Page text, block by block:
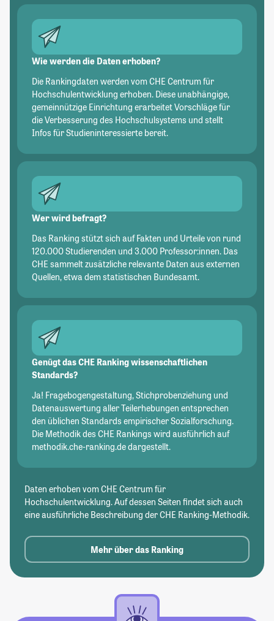
Wie werden die Daten erhoben?
Die Rankingdaten werden vom CHE Centrum für
Hochschulentwicklung erhoben. Diese unabhängige,
gemeinnützige Einrichtung erarbeitet Vorschläge für
die Verbesserung des Hochschulsystems und stellt
Infos für Studieninteressierte bereit.
Wer wird befragt?
Das Ranking stützt sich auf Fakten und Urteile von rund
120.000 Studierenden und 3.000 Professor:innen. Das
CHE sammelt zusätzliche relevante Daten aus externen
Quellen, etwa dem statistischen Bundesamt.
Genügt das CHE Ranking wissenschaftlichen
Standards?
Ja! Fragebogengestaltung, Stichprobenziehung und
Datenauswertung aller Teilerhebungen entsprechen
den üblichen Standards empirischer Sozialforschung.
Die Methodik des CHE Rankings wird ausführlich auf
methodik.che-ranking.de dargestellt.
Daten erhoben vom CHE Centrum für
Hochschulentwicklung. Auf dessen Seiten findet sich auch
eine ausführliche Beschreibung der CHE Ranking-Methodik.
Mehr über das Ranking